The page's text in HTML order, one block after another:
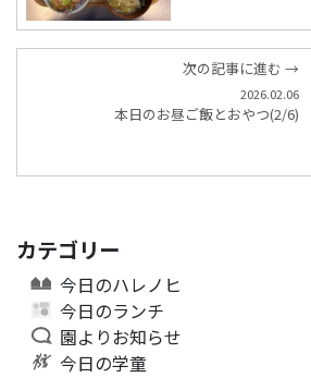
次の記事に進む →
2026.02.06
本日のお昼ご飯とおやつ(2/6)
カテゴリー
今日のハレノヒ
今日のランチ
園よりお知らせ
今日の学童